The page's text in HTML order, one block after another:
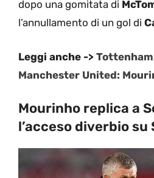
dopo una gomitata di
l’annullamento di un gol di
Leggi anche ->
Manchester United:
Mourinho replica a
l’acceso diverbio su